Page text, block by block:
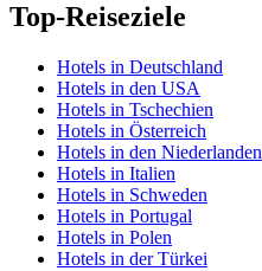
Top-Reiseziele
Hotels in Deutschland
Hotels in den USA
Hotels in Tschechien
Hotels in Österreich
Hotels in den Niederlanden
Hotels in Italien
Hotels in Schweden
Hotels in Portugal
Hotels in Polen
Hotels in der Türkei